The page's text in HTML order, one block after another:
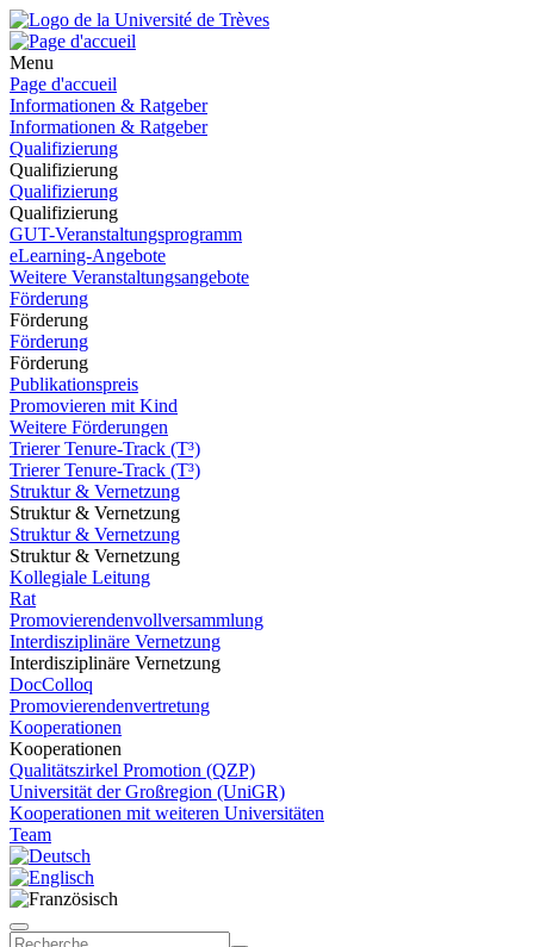
Menu
Page d'accueil
Informationen & Ratgeber
Informationen & Ratgeber
Qualifizierung
Qualifizierung
Qualifizierung
Qualifizierung
GUT-Veranstaltungsprogramm
eLearning-Angebote
Weitere Veranstaltungsangebote
Förderung
Förderung
Förderung
Förderung
Publikationspreis
Promovieren mit Kind
Weitere Förderungen
Trierer Tenure-Track (T³)
Trierer Tenure-Track (T³)
Struktur & Vernetzung
Struktur & Vernetzung
Struktur & Vernetzung
Struktur & Vernetzung
Kollegiale Leitung
Rat
Promovierendenvollversammlung
Interdisziplinäre Vernetzung
Interdisziplinäre Vernetzung
DocColloq
Promovierendenvertretung
Kooperationen
Kooperationen
Qualitätszirkel Promotion (QZP)
Universität der Großregion (UniGR)
Kooperationen mit weiteren Universitäten
Team